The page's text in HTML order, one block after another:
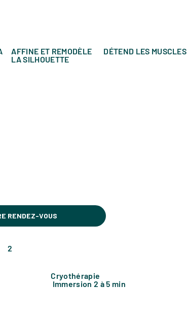
AFFINE ET REMODÈLE
LA SILHOUETTE
DÉTEND LES MUSCLES
RENDEZ-VOUS
2
Cryothérapie
Immersion 2 à 5 min